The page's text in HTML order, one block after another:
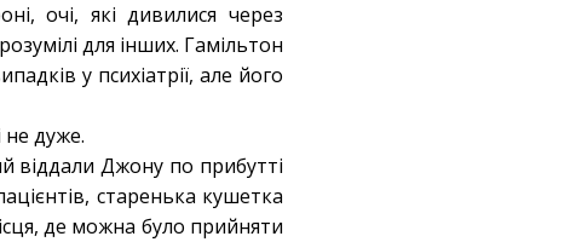
очі, які дивилися через
для інших. Гамільтон
у психіатрії, але його
не дуже.
віддали Джону по прибутті
старенька кушетка
де можна було прийняти